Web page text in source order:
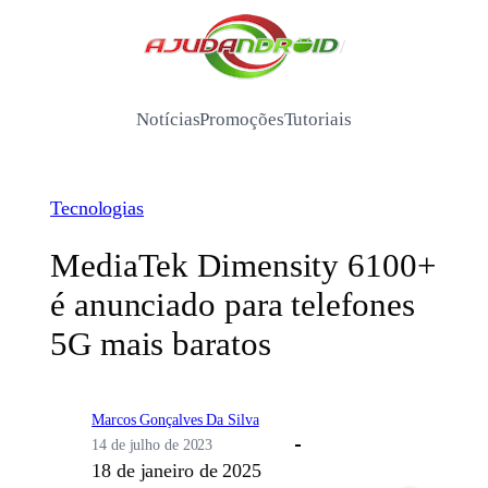
/
NotíciasPromoçõesTutoriais
Tecnologias
MediaTek Dimensity 6100+
é anunciado para telefones
5G mais baratos
Marcos Gonçalves Da Silva
14 de julho de 2023
18 de janeiro de 2025